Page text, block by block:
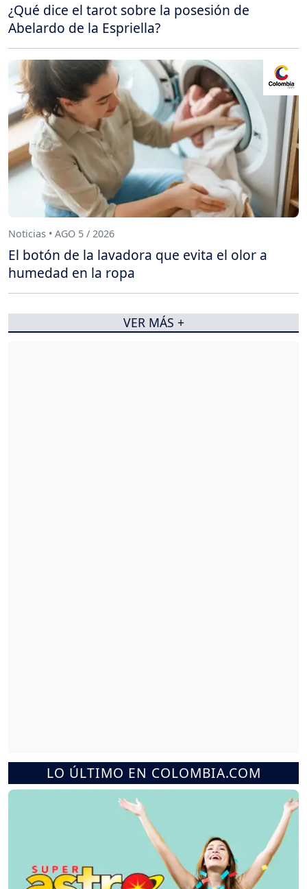
LO ÚLTIMO EN COLOMBIA.COM
¿Qué dice el tarot sobre la posesión de
Abelardo de la Espriella?
Noticias • AGO 5 / 2026
El botón de la lavadora que evita el olor a
humedad en la ropa
VER MÁS +